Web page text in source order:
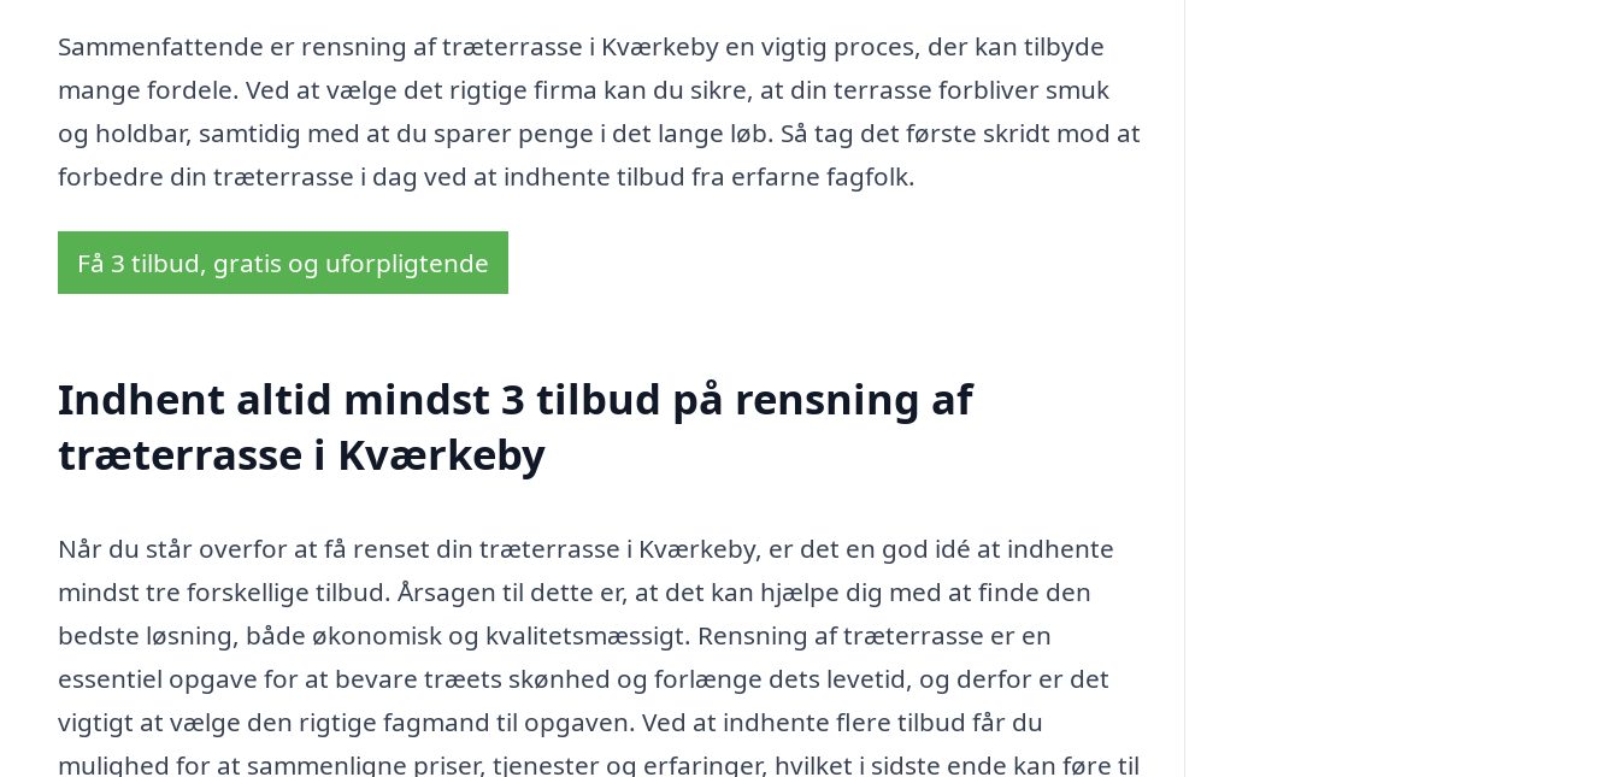
Sammenfattende er rensning af træterrasse i Kværkeby en vigtig proces, der kan tilbyde
mange fordele. Ved at vælge det rigtige firma kan du sikre, at din terrasse forbliver smuk
og holdbar, samtidig med at du sparer penge i det lange løb. Så tag det første skridt mod at
forbedre din træterrasse i dag ved at indhente tilbud fra erfarne fagfolk.
Få 3 tilbud, gratis og uforpligtende
Indhent altid mindst 3 tilbud på rensning af
træterrasse i Kværkeby
Når du står overfor at få renset din træterrasse i Kværkeby, er det en god idé at indhente
mindst tre forskellige tilbud. Årsagen til dette er, at det kan hjælpe dig med at finde den
bedste løsning, både økonomisk og kvalitetsmæssigt. Rensning af træterrasse er en
essentiel opgave for at bevare træets skønhed og forlænge dets levetid, og derfor er det
vigtigt at vælge den rigtige fagmand til opgaven. Ved at indhente flere tilbud får du
mulighed for at sammenligne priser, tjenester og erfaringer, hvilket i sidste ende kan føre til